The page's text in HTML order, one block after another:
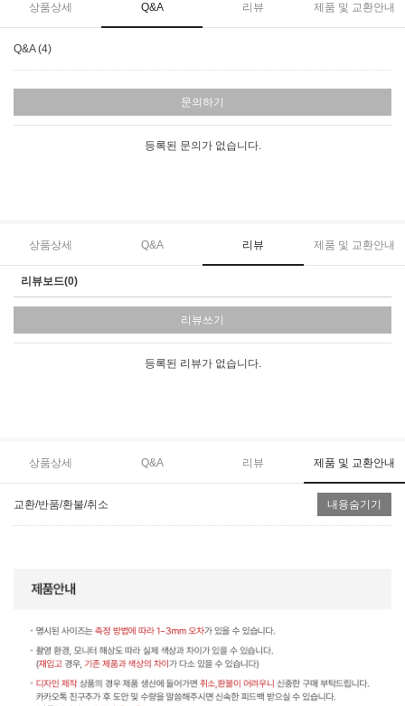
상품상세 Q&A 리뷰 제품 및 교환안내
Q&A (4)
문의하기
등록된 문의가 없습니다.
상품상세 Q&A 리뷰 제품 및 교환안내
리뷰보드(0)
리뷰쓰기
등록된 리뷰가 없습니다.
상품상세 Q&A 리뷰 제품 및 교환안내
교환/반품/환불/취소 내용숨기기